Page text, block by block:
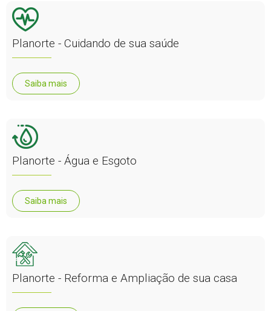
Planorte - Cuidando de sua saúde
Saiba mais
Planorte - Água e Esgoto
Saiba mais
Planorte - Reforma e Ampliação de sua casa